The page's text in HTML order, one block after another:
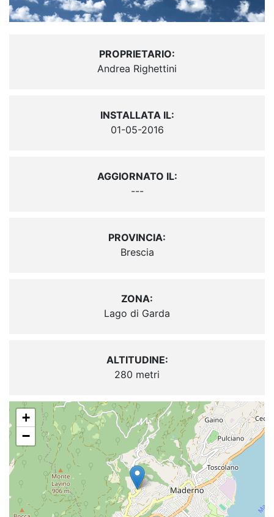
PROPRIETARIO:
Andrea Righettini
INSTALLATA IL:
01-05-2016
AGGIORNATO IL:
---
PROVINCIA:
Brescia
ZONA:
Lago di Garda
ALTITUDINE:
280 metri
+
−